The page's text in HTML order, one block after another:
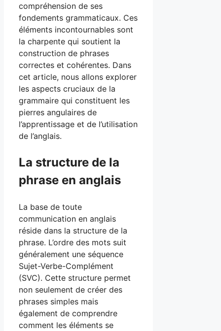
compréhension de ses
fondements grammaticaux. Ces
éléments incontournables sont
la charpente qui soutient la
construction de phrases
correctes et cohérentes. Dans
cet article, nous allons explorer
les aspects cruciaux de la
grammaire qui constituent les
pierres angulaires de
l’apprentissage et de l’utilisation
de l’anglais.
La structure de la
phrase en anglais
La base de toute
communication en anglais
réside dans la structure de la
phrase. L’ordre des mots suit
généralement une séquence
Sujet-Verbe-Complément
(SVC). Cette structure permet
non seulement de créer des
phrases simples mais
également de comprendre
comment les éléments se